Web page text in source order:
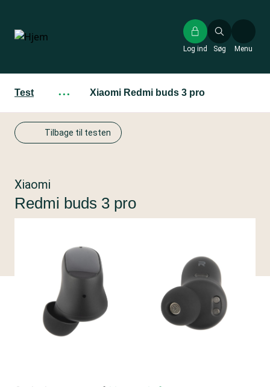
hovedindhold
Søg
Log ind Menu
Test ··· Xiaomi Redmi buds 3 pro
Tilbage til testen
Xiaomi
Redmi buds 3 pro